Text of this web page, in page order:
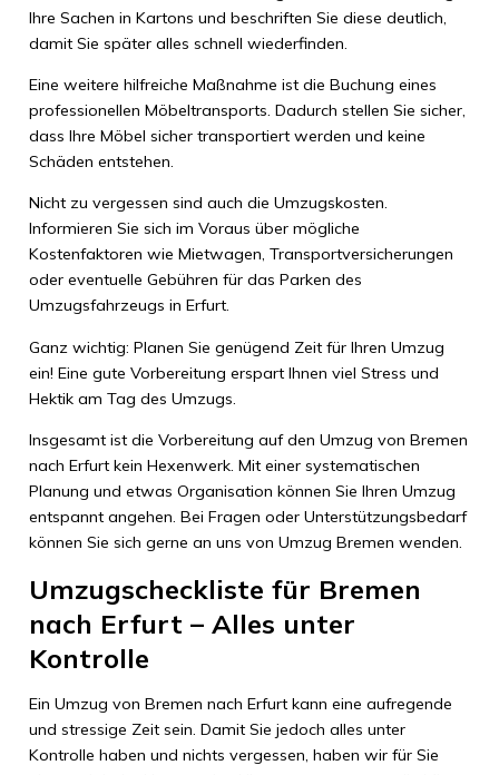
Ihre Sachen in Kartons und beschriften Sie diese deutlich,
damit Sie später alles schnell wiederfinden.
Eine weitere hilfreiche Maßnahme ist die Buchung eines
professionellen Möbeltransports. Dadurch stellen Sie sicher,
dass Ihre Möbel sicher transportiert werden und keine
Schäden entstehen.
Nicht zu vergessen sind auch die Umzugskosten.
Informieren Sie sich im Voraus über mögliche
Kostenfaktoren wie Mietwagen, Transportversicherungen
oder eventuelle Gebühren für das Parken des
Umzugsfahrzeugs in Erfurt.
Ganz wichtig: Planen Sie genügend Zeit für Ihren Umzug
ein! Eine gute Vorbereitung erspart Ihnen viel Stress und
Hektik am Tag des Umzugs.
Insgesamt ist die Vorbereitung auf den Umzug von Bremen
nach Erfurt kein Hexenwerk. Mit einer systematischen
Planung und etwas Organisation können Sie Ihren Umzug
entspannt angehen. Bei Fragen oder Unterstützungsbedarf
können Sie sich gerne an uns von Umzug Bremen wenden.
Umzugscheckliste für Bremen
nach Erfurt – Alles unter
Kontrolle
Ein Umzug von Bremen nach Erfurt kann eine aufregende
und stressige Zeit sein. Damit Sie jedoch alles unter
Kontrolle haben und nichts vergessen, haben wir für Sie